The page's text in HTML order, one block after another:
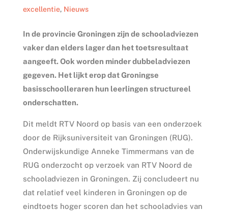
excellentie, Nieuws
In de provincie Groningen zijn de schooladviezen
vaker dan elders lager dan het toetsresultaat
aangeeft. Ook worden minder dubbeladviezen
gegeven. Het lijkt erop dat Groningse
basisschoolleraren hun leerlingen structureel
onderschatten.
Dit meldt RTV Noord op basis van een onderzoek
door de Rijksuniversiteit van Groningen (RUG).
Onderwijskundige Anneke Timmermans van de
RUG onderzocht op verzoek van RTV Noord de
schooladviezen in Groningen. Zij concludeert nu
dat relatief veel kinderen in Groningen op de
eindtoets hoger scoren dan het schooladvies van